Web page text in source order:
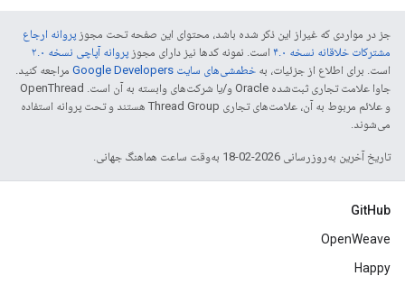
جز در مواردی که غیراز این ذکر شده باشد، محتوای این صفحه تحت مجوز پروانه ارجاع
مشترکات خلاقانه نسخه ۴.۰
است. نمونه کدها نیز دارای مجوز پروانه آپاچی نسخه ۲.۰
است. برای اطلاع از جزئیات، به خطمشی‌های سایت Google Developers‏
مراجعه کنید.
جاوا علامت تجاری ثبت‌شده Oracle و/یا شرکت‌های وابسته به آن است. ‫OpenThread
و علائم مربوط به آن، علامت‌های تجاری Thread Group هستند و تحت پروانه استفاده
می‌شوند.
تاریخ آخرین به‌روزرسانی 2026-02-18 به‌وقت ساعت هماهنگ جهانی.
GitHub
OpenWeave
Happy